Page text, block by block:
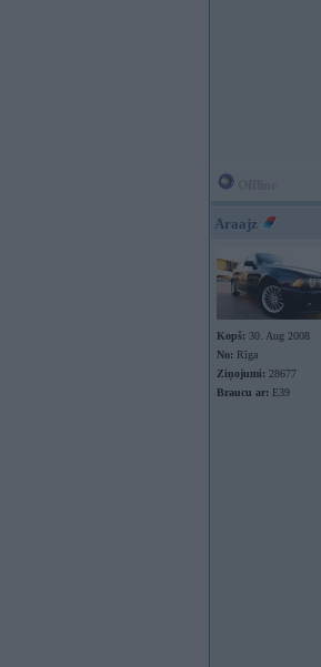
Araajz
Kopš: 30. Aug 2008
No: Rīga
Ziņojumi: 28677
Braucu ar: E39